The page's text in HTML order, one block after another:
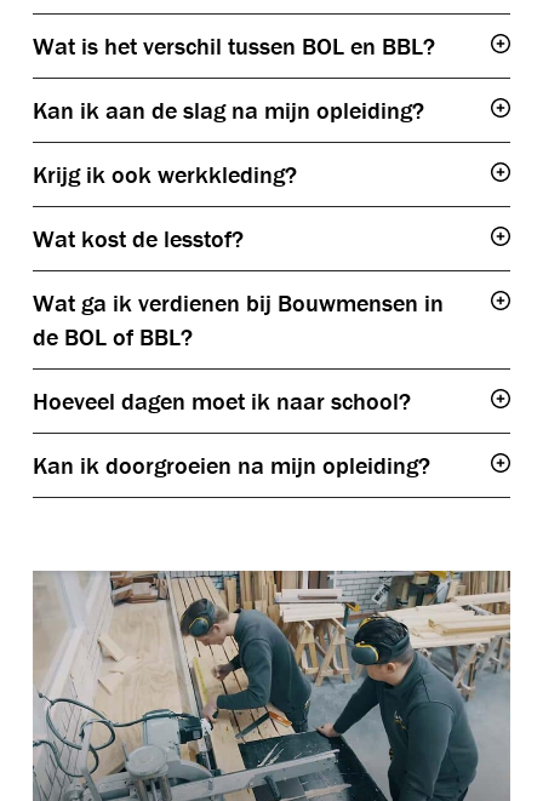
Wat is het verschil tussen BOL en BBL?
BBL
Kan ik aan de slag na mijn opleiding?
Krijg ik ook werkkleding?
Wat kost de lesstof?
Wat ga ik verdienen bij Bouwmensen in
de BOL of BBL?
Hoeveel dagen moet ik naar school?
Kan ik doorgroeien na mijn opleiding?